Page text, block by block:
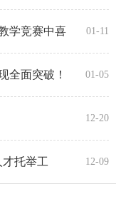
学竞赛中喜
01-11
全面突破！ 01-05
12-20
托举工
12-09